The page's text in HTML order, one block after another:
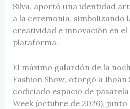
Silva, aportó una identidad
a la ceremonia, simbolizando
creatividad e innovación en
plataforma.
El máximo galardón de la
Fashion Show, otorgó a Jhoan
codiciado espacio de
Week (octubre de 2026),